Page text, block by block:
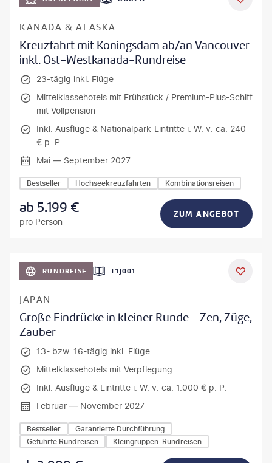
KANADA & ALASKA
Kreuzfahrt mit Koningsdam ab/an Vancouver
inkl. Ost-Westkanada-Rundreise
23-tägig inkl. Flüge
Mittelklassehotels mit Frühstück / Premium-Plus-Schiff
mit Vollpension
Inkl. Ausflüge & Nationalpark-Eintritte i. W. v. ca. 240
€ p. P
Mai — September 2027
Bestseller Hochseekreuzfahrten Kombinationsreisen
ab 5.199 €
pro Person
ZUM ANGEBOT
RUNDREISE T1J001
JAPAN
Große Eindrücke in kleiner Runde - Zen, Züge,
Zauber
13- bzw. 16-tägig inkl. Flüge
Mittelklassehotels mit Verpflegung
Inkl. Ausflüge & Eintritte i. W. v. ca. 1.000 € p. P.
Februar — November 2027
Bestseller
Garantierte Durchführung
Geführte Rundreisen
Kleingruppen-Rundreisen